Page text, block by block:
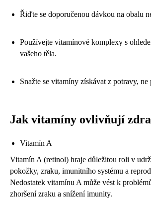
Řiďte se doporučenou dávkou na obalu
Používejte vitamínové komplexy s
vašeho těla.
Snažte se vitamíny získávat z potravy,
Jak vitamíny ovlivňují
Vitamín A
Vitamín A (retinol) hraje důležitou roli v
pokožky, zraku, imunitního systému a
Nedostatek vitamínu A může vést k
zhoršení zraku a snížení imunity.